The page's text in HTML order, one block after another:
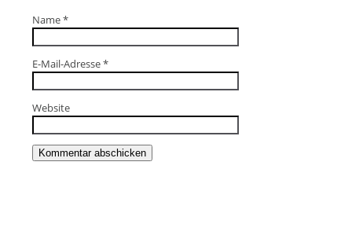
Name*
E-Mail-Adresse*
Website